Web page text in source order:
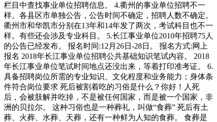
栏目中查找事业单位招聘信息。 4.衢州的事业单位招聘不一
样。各县区市单独公告，公告时间不确定，招聘人数不确定。
衢州市和华凯市分别在13年和14年发了两次，考试科目也不一
样。有些还会涉及专业科目。 5.长江事业单位2010年招聘75人
的公告已经发布。 报名时间:12月26日-28日。 报名方式:网上
报名 2018年长江事业单位招聘公共基础知识笔试内容。 2018
年长江事业单位笔试时间地点还没出来，等着打印准考证。 6.
具备招聘岗位所需的专业知识、文化程度和业务能力；身体条
件符合岗位要求 死后被割着吃的习俗是什么？你好！人死
后，会被肢解并吃掉，不是被任何国家，而是被一个国家，非
洲的贝拉尔。 这种习俗也是一种葬礼，叫做“食葬” 死后有土
葬、火葬、水葬、天葬，还有一种鲜为人知的食葬。 食葬是